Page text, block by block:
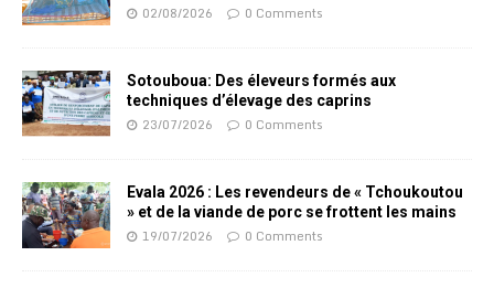
02/08/2026 0 Comments
Sotouboua: Des éleveurs formés aux
techniques d’élevage des caprins
23/07/2026 0 Comments
Evala 2026 : Les revendeurs de « Tchoukoutou
» et de la viande de porc se frottent les mains
19/07/2026 0 Comments